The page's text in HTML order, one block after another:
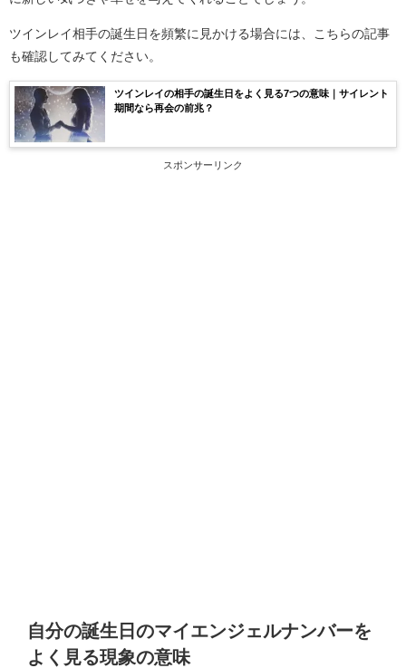
ツインレイ相手の誕生日を頻繁に見かける場合には、こちらの記事
も確認してみてください。
ツインレイの相手の誕生日をよく見る7つの意味｜サイレント
期間なら再会の前兆？
スポンサーリンク
自分の誕生日のマイエンジェルナンバーを
よく見る現象の意味